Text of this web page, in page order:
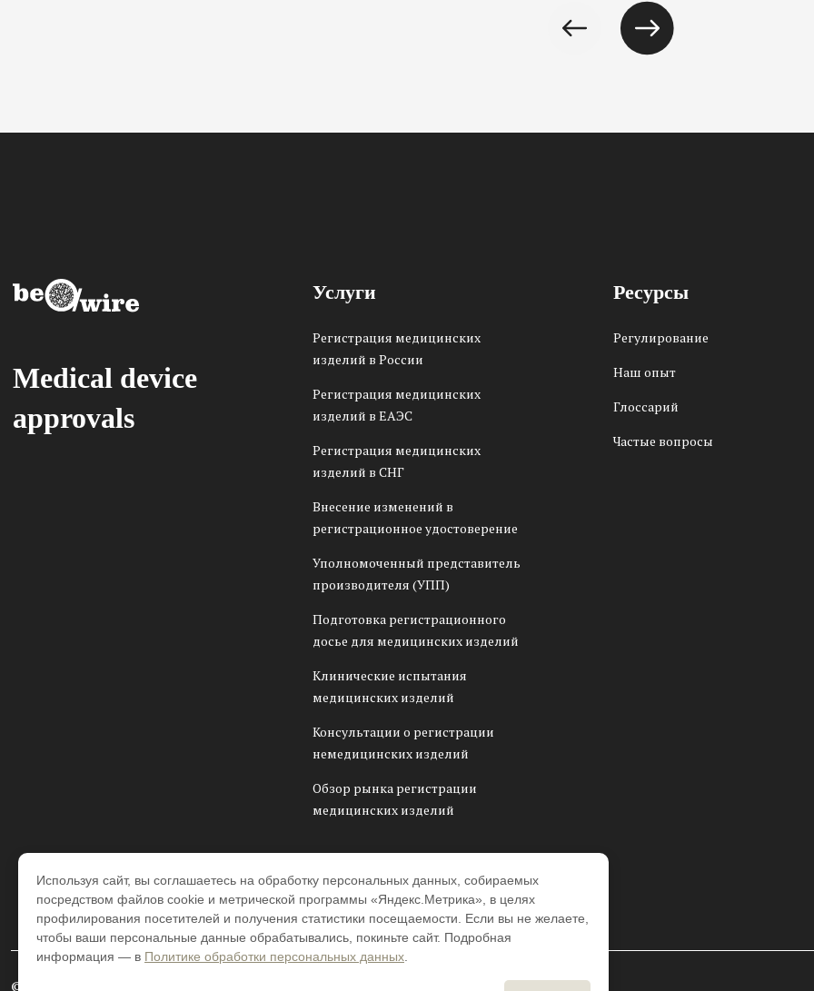
Medical device
approvals
Услуги
Регистрация медицинских
изделий в России
Регистрация медицинских
изделий в ЕАЭС
Регистрация медицинских
изделий в СНГ
Внесение изменений в
регистрационное удостоверение
Уполномоченный представитель
производителя (УПП)
Подготовка регистрационного
досье для медицинских изделий
Клинические испытания
медицинских изделий
Консультации о регистрации
немедицинских изделий
Обзор рынка регистрации
медицинских изделий
Ресурсы
Регулирование
Наш опыт
Глоссарий
Частые вопросы
©Beawire – июль 2026
Используя сайт, вы соглашаетесь на обработку персональных данных, собираемых
посредством файлов cookie и метрической программы «Яндекс.Метрика», в целях
профилирования посетителей и получения статистики посещаемости. Если вы не желаете,
чтобы ваши персональные данные обрабатывались, покиньте сайт. Подробная
информация — в Политике обработки персональных данных